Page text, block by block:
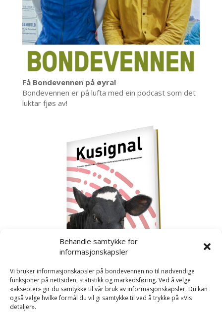
Behandle samtykke for
informasjonskapsler
Vi bruker informasjonskapsler på bondevennen.no til nødvendige
funksjoner på nettsiden, statistikk og markedsføring. Ved å velge
«aksepter» gir du samtykke til vår bruk av informasjonskapsler. Du kan
også velge hvilke formål du vil gi samtykke til ved å trykke på «Vis
detaljer».
Få Bondevennen på øyra!
Bondevennen er på lufta med ein podcast som det
luktar fjøs av!
Kusignal